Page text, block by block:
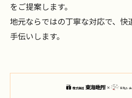
をご提案します。
地元ならではの丁寧な対応で、快
手伝いします。